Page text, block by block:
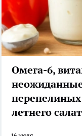
Омега-6,
летнего